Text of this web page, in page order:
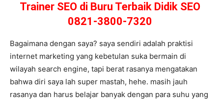
Trainer SEO di Buru Terbaik Didik SEO
0821-3800-7320
Bagaimana dengan saya? saya sendiri adalah praktisi
internet marketing yang kebetulan suka bermain di
wilayah search engine, tapi berat rasanya mengatakan
bahwa diri saya lah super mastah, hehe. masih jauh
rasanya dan harus belajar banyak dengan para suhu yang